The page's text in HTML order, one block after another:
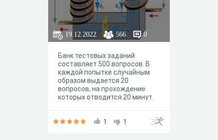
19.12.2022 566 0
Банк тестовых заданий
составляет 500 вопросов. В
каждой попытке случайным
образом выдается 20
вопросов, на прохождение
которых отводится 20 минут.
1 1